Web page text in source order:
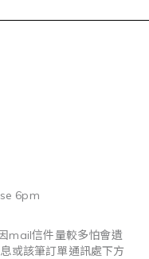
6pm
因mail信件量較多怕會遺
或該筆訂單通訊處下方